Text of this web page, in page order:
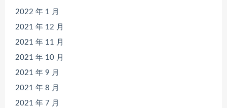
2022 年 1 月
2021 年 12 月
2021 年 11 月
2021 年 10 月
2021 年 9 月
2021 年 8 月
2021 年 7 月